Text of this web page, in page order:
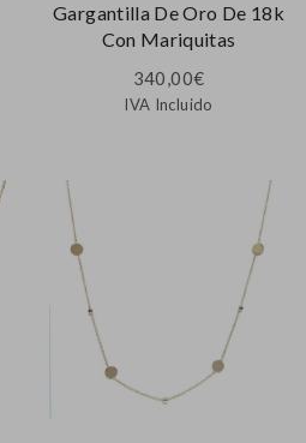
Gargantilla De Oro De 18k
Con Mariquitas
340,00€
IVA Incluido